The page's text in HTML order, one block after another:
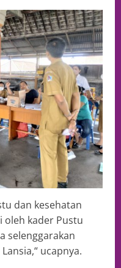
dan kesehatan
oleh kader Pustu
selenggarakan
ucapnya.